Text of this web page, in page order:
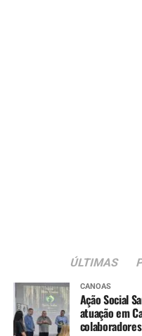
ÚLTIMAS
CANOAS
Ação Social
atuação em